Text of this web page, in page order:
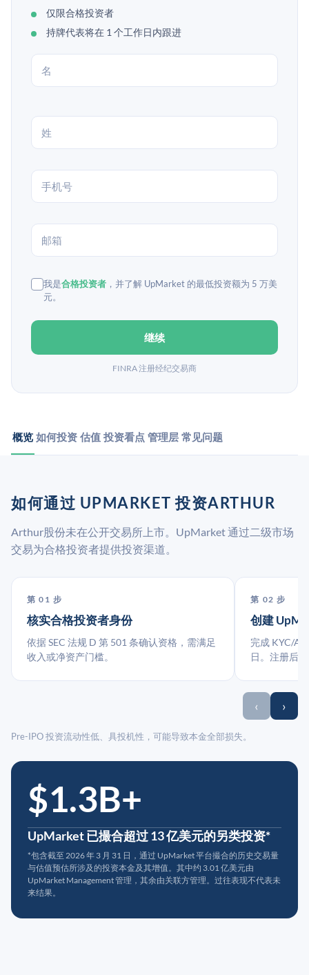
仅限合格投资者
持牌代表将在 1 个工作日内跟进
我是合格投资者 ，并了解 UpMarket 的最低投资额为 5 万美
元。
继续
FINRA 注册经纪交易商
概览 如何投资 估值 投资看点 管理层 常见问题
如何通过 UPMARKET 投资ARTHUR
Arthur股份未在公开交易所上市。UpMarket 通过二级市场
交易为合格投资者提供投资渠道。
第 01 步
核实合格投资者身份
依据 SEC 法规 D 第 501 条确认资格，需满足
收入或净资产门槛。
第 02 步
创建
完成 KYC/
日。注册后
‹ ›
Pre-IPO 投资流动性低、具投机性，可能导致本金全部损失。
$1.3B+
UpMarket 已撮合超过 13 亿美元的另类投资*
*包含截至 2026 年 3 月 31 日，通过 UpMarket 平台撮合的历史交易量
与估值预估所涉及的投资本金及其增值。其中约 3.01 亿美元由
UpMarket Management 管理，其余由关联方管理。过往表现不代表未
来结果。